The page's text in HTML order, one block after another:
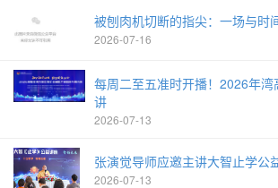
被刨肉机切断的指尖：一场与时
2026-07-16
每周二至五准时开播！2026年
讲
2026-07-13
张演觉导师应邀主讲大智止学公
2026-07-13